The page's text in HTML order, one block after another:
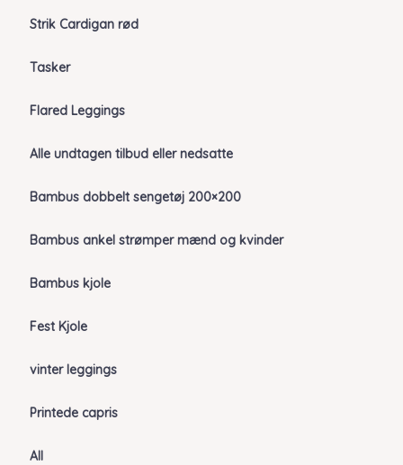
Strik Cardigan rød
Tasker
Flared Leggings
Alle undtagen tilbud eller nedsatte
Bambus dobbelt sengetøj 200×200
Bambus ankel strømper mænd og kvinder
Bambus kjole
Fest Kjole
vinter leggings
Printede capris
All